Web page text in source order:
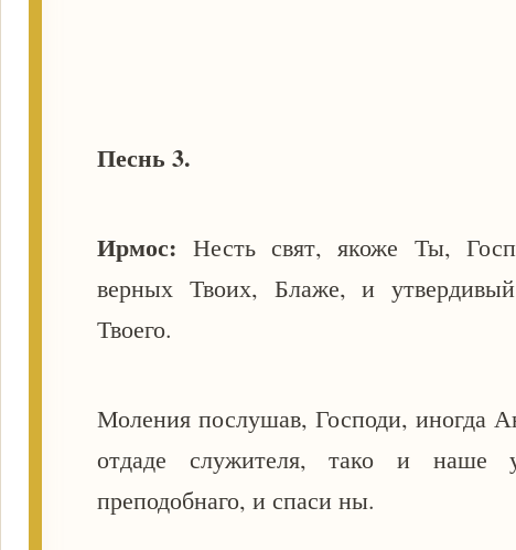
Песнь 3.
Ирмос:Несть свят, якоже Ты,
верных Твоих, Блаже, и
Твоего.
Моления послушав, Господи, иногда
отдаде служителя, тако и наше
преподобнаго, и спаси ны.